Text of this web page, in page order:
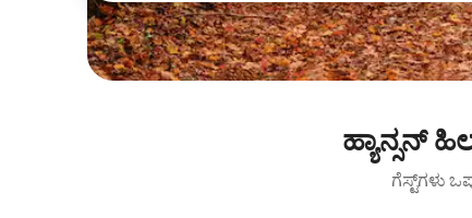
ಹ್ಯಾನ್ಸನ್
ಗೆಸ್ಟ್‌ಗಳು